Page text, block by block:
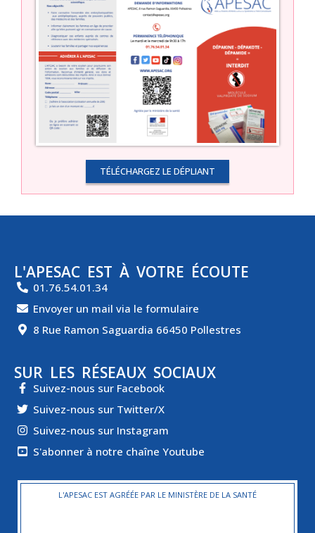
TÉLÉCHARGEZ LE DÉPLIANT
L'APESAC EST À VOTRE ÉCOUTE
01.76.54.01.34
Envoyer un mail via le formulaire
8 Rue Ramon Saguardia 66450 Pollestres
SUR LES RÉSEAUX SOCIAUX
Suivez-nous sur Facebook
Suivez-nous sur Twitter/X
Suivez-nous sur Instagram
S'abonner à notre chaîne Youtube
L'APESAC EST AGRÉÉE PAR LE MINISTÈRE DE LA SANTÉ